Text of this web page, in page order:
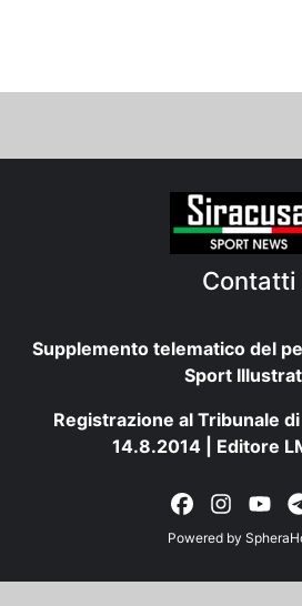
Contatti
Supplemento telematico del
Sport
Registrazione al Tribunale
14.8.2014 | Editore
Powered by